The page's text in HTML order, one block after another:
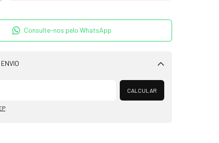
Consulte-nos pelo WhatsApp
Alterar CEP
CALCULAR